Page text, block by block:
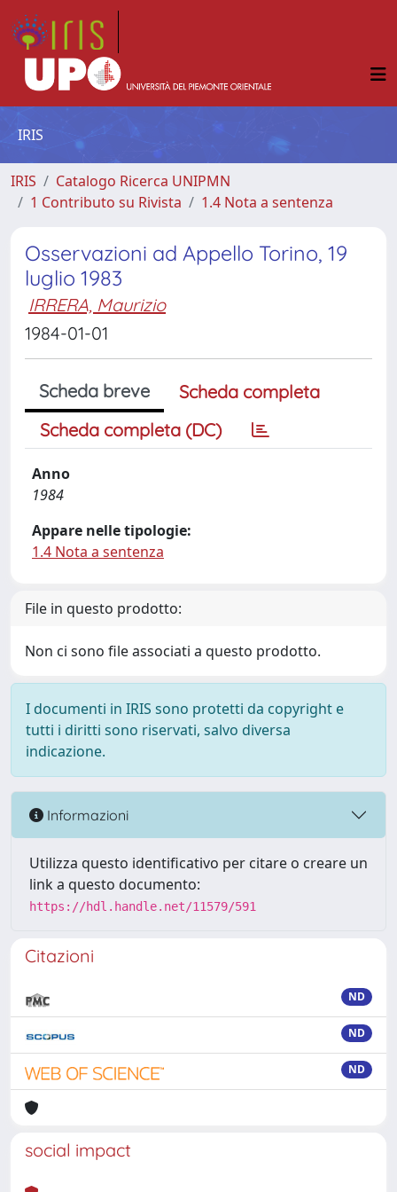
IRIS
IRIS
Catalogo Ricerca UNIPMN
1 Contributo su Rivista
1.4 Nota a sentenza
Osservazioni ad Appello Torino, 19
luglio 1983
IRRERA, Maurizio
1984-01-01
Scheda breve
Scheda completa
Scheda completa (DC)
Anno
1984
Appare nelle tipologie:
1.4 Nota a sentenza
File in questo prodotto:
Non ci sono file associati a questo prodotto.
I documenti in IRIS sono protetti da copyright e
tutti i diritti sono riservati, salvo diversa
indicazione.
Informazioni
Utilizza questo identificativo per citare o creare un
link a questo documento:
https://hdl.handle.net/11579/591
Citazioni
ND
ND
ND
social impact